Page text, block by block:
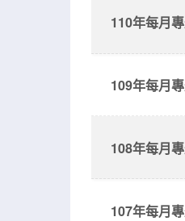
110年每月
109年每月
108年每月
107年每月